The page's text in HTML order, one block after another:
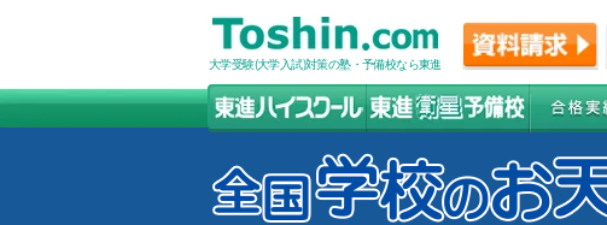
大学受験(大学入試)対策の塾・予備校なら東進